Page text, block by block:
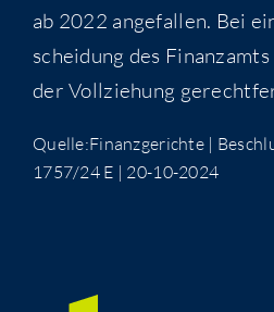
ab 2022 ange­fal­len. Bei
schei­dung des
der Voll­zie­hung
Quelle:Finanzgerichte |
1757/24 E | 20-10-2024